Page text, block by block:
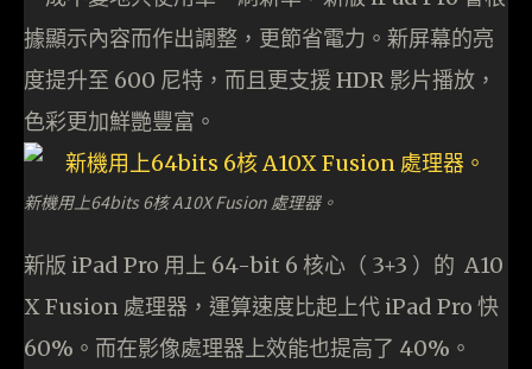
據顯示內容而作出調整，更節省電力。新屏幕的亮
度提升至 600 尼特，而且更支援 HDR 影片播放，
色彩更加鮮艷豐富。
新機用上64bits 6核 A10X Fusion 處理器。
新版 iPad Pro 用上 64-bit 6 核心（ 3+3 ）的 A10
X Fusion 處理器，運算速度比起上代 iPad Pro 快
60%。而在影像處理器上效能也提高了 40%。